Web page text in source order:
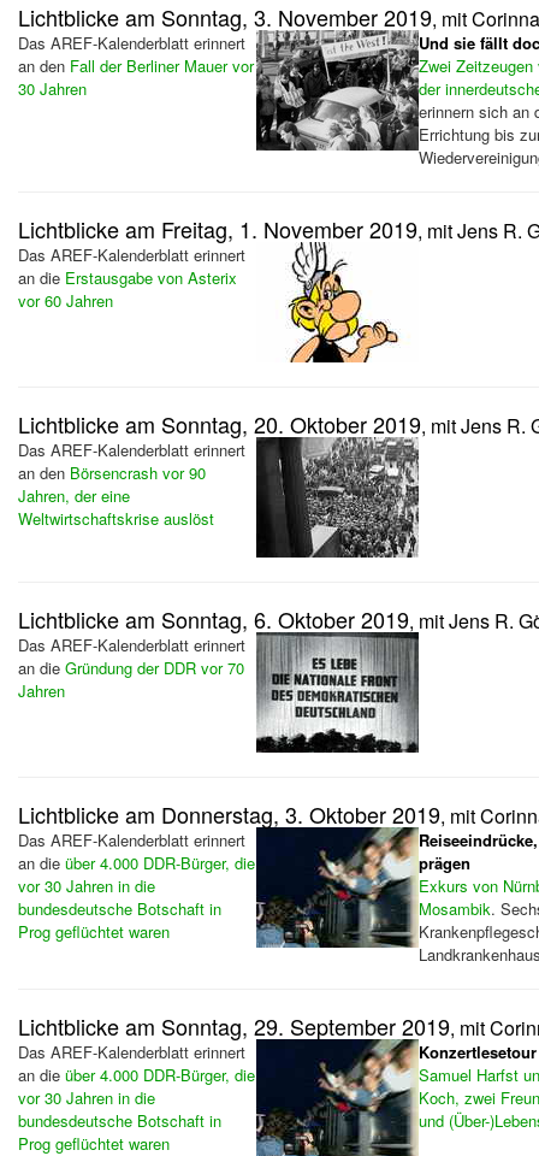
Lichtblicke am Sonntag, 3. November 2019, mit
Das AREF-Kalenderblatt erinnert
an den Fall der Berliner Mauer vor
30 Jahren
Und sie fällt
Zwei Zeitzeugen
der
erinnern sich an
Errichtung bis
Lichtblicke am Freitag, 1. November 2019, mit Jens R.
Das AREF-Kalenderblatt erinnert
an die Erstausgabe von Asterix
vor 60 Jahren
Lichtblicke am Sonntag, 20. Oktober 2019, mit Jens R.
Das AREF-Kalenderblatt erinnert
an den Börsencrash vor 90
Jahren, der eine
Weltwirtschaftskrise auslöst
Lichtblicke am Sonntag, 6. Oktober 2019, mit Jens R.
Das AREF-Kalenderblatt erinnert
an die Gründung der DDR vor 70
Jahren
Lichtblicke am Donnerstag, 3. Oktober 2019, mit
Das AREF-Kalenderblatt erinnert
an die über 4.000 DDR-Bürger, die
vor 30 Jahren in die
bundesdeutsche Botschaft in
Prog geflüchtet waren
prägen
Exkurs von
Mosambik.
Lichtblicke am Sonntag, 29. September 2019, mit
Das AREF-Kalenderblatt erinnert
an die über 4.000 DDR-Bürger, die
vor 30 Jahren in die
bundesdeutsche Botschaft in
Prog geflüchtet waren
Konzertlesetour
Samuel Harfst
Koch, zwei
und (Über-